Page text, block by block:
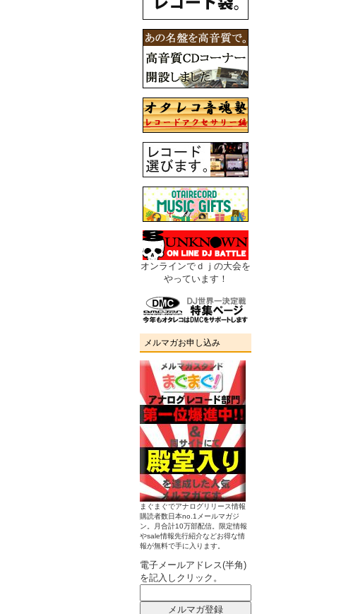
オンラインでｄｊの大会を
やっています！
メルマガお申し込み
まぐまぐでアナログリリース情報
購読者数日本no.1メールマガジ
ン。月合計10万部配信。限定情報
やsale情報先行紹介などお得な情
報が無料で手に入ります。
電子メールアドレス(半角)
を記入しクリック。